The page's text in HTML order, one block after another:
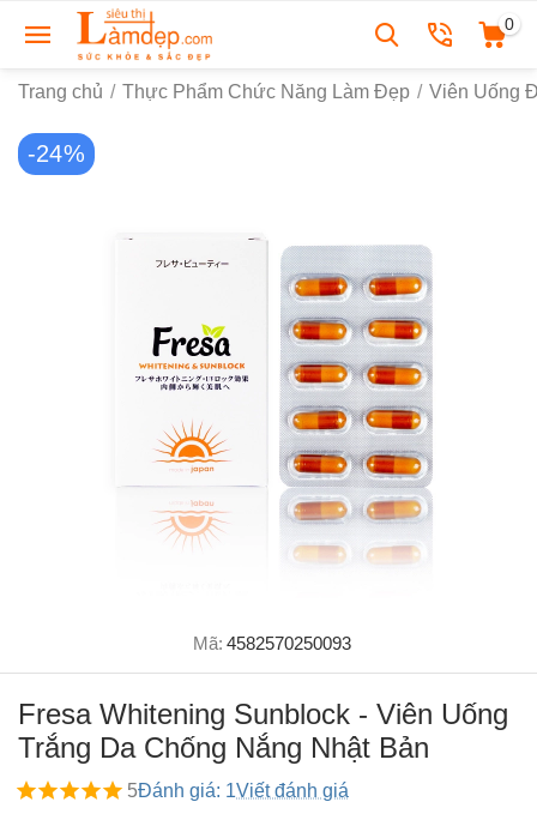
0
Trang chủ / Thực Phẩm Chức Năng Làm Đẹp / Viên Uống
-24%
Mã: 4582570250093
Fresa Whitening Sunblock - Viên Uống
Trắng Da Chống Nắng Nhật Bản
5Đánh giá: 1Viết đánh giá